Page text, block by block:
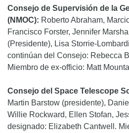
Consejo de Supervisión de la
(NMOC): Roberto Abraham,
Francisco Forster, Jennifer
(Presidente), Lisa Storrie-
continúan del Consejo: Rebecca
Miembro de ex-officio: Matt
Consejo del Space Telescope
Martin Barstow (presidente),
Willie Rockward, Ellen Stofan,
designado: Elizabeth Cantwell.